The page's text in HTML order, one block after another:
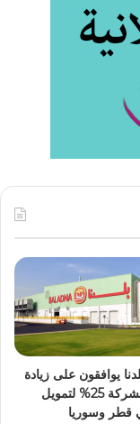
يوافقون على زيادة
رأسمال الشركة 25% لتمويل
قطر وسوريا